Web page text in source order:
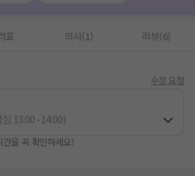
표 의사(1) 리뷰(6)
수정 요청
13:00-14:00)
을 꼭 확인하세요!